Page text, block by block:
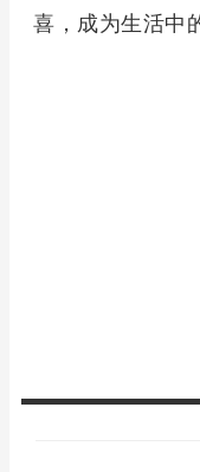
喜，成为生活中